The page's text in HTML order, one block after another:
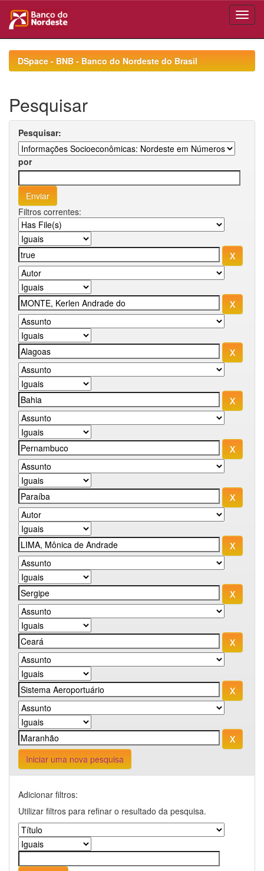
navigationDSpace - BNB - Banco do Nordeste do Brasil
Pesquisar
Pesquisar:
por
Filtros correntes:
Iniciar uma nova pesquisa
Adicionar filtros:
Utilizar filtros para refinar o resultado da pesquisa.